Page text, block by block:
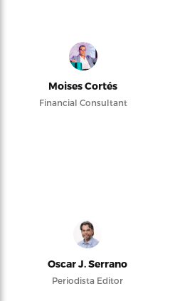
Moises Cortés
Financial Consultant
Oscar J. Serrano
Periodista Editor